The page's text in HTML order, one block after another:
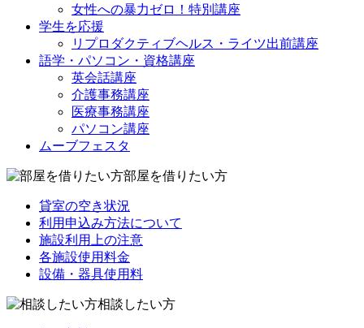
女性への暴力ゼロ！特別講座
学生を応援
リプロダクティブヘルス・ライツ出前講座
語学・パソコン・資格講座
英会話講座
介護事務講座
医療事務講座
パソコン講座
ムーブフェスタ
部屋を借りたい方
貸室の空き状況
利用申込み方法について
施設利用上の注意
各施設使用料金
設備・器具使用料
相談したい方